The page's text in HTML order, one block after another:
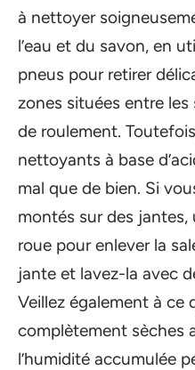
à nettoyer
l’eau et du savon, en
pneus pour retirer
zones situées entre
de roulement.
nettoyants à base
mal que de bien. Si
montés sur des jantes,
roue pour enlever la
jante et lavez-la avec
Veillez également à ce
complètement sèches
l’humidité accumulée